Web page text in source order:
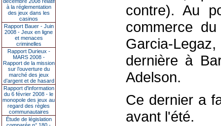
à la réglementation
des jeux dans les
casinos
Rapport Bauer - Juin
2008 - Jeux en ligne
et menaces
criminelles
Rapport Durieux -
MARS 2008 -
Rapport de la mission
sur l’ouverture du
marché des jeux
d’argent et de hasard
Rapport d'information
du 6 février 2008 - le
monopole des jeux au
regard des règles
communautaires
Étude de législation
contre). Au
commerce
Garcia-
dernière à
Adelson.
Ce dernier a
avant l'été.